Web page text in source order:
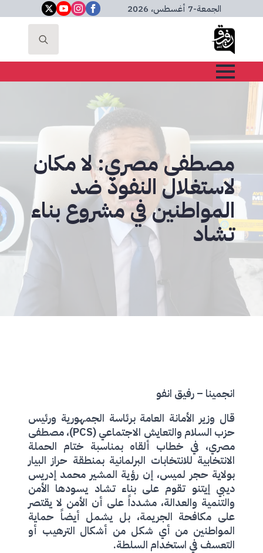
الجمعة-7 أغسطس، 2026
Search
مصطفى مصري: لا مكان
لاستغلال النفوذ ضد
المواطنين في مشروع بناء
تشاد
انجمينا – رفيق انفو
قال وزير الأمانة العامة برئاسة الجمهورية ورئيس
حزب السلام والتعايش الاجتماعي (PCS)، مصطفى
مصري، في خطاب ألقاه بمناسبة ختام الحملة
الانتخابية للانتخابات البرلمانية بمنطقة حراز البيار
بولاية حجر لميس، إن رؤية المشير محمد إدريس
ديبي إيتنو تقوم على بناء تشاد يسودها الأمن
والتنمية والعدالة، مشدداً على أن الأمن لا يقتصر
على مكافحة الجريمة، بل يشمل أيضاً حماية
المواطنين من أي شكل من أشكال الترهيب أو
التعسف في استخدام السلطة.